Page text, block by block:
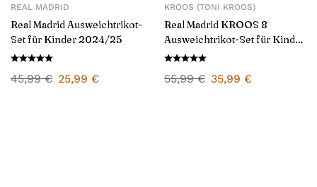
REAL MADRID
Real Madrid Ausweichtrikot-
Set für Kinder 2024/25
45,99€ 25,99 €
KROOS (TONI KROOS)
Real Madrid KROOS 8
Ausweichtrikot-Set für Kinder
2024/25
55,99€ 35,99 €